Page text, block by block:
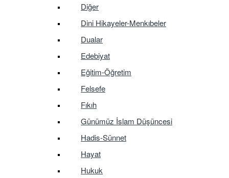
Diğer
Dini Hikayeler-Menkıbeler
Dualar
Edebiyat
Eğitim-Öğretim
Felsefe
Fıkıh
Günümüz İslam Düşüncesi
Hadis-Sünnet
Hayat
Hukuk